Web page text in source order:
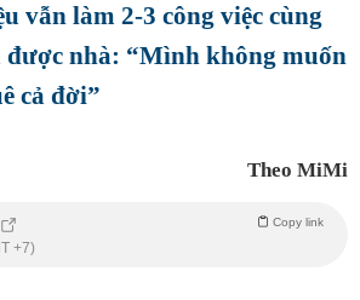
vẫn làm 2-3 công việc cùng
được nhà: “Mình không muốn
cả đời”
Theo MiMi
Copy link
+7)